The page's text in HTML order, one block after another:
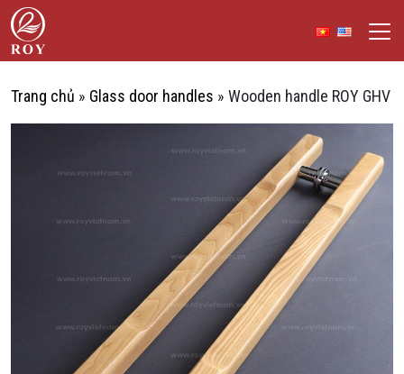
Skip to content
ROY Vietnam
Trang chủ » Glass door handles » Wooden handle ROY GHV